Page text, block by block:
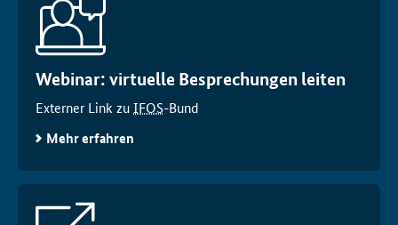
Webinar: virtuelle Besprechungen leiten
Externer Link zuIFOS-Bund
Mehr erfahren